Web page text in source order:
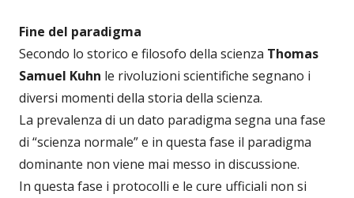
Fine del paradigma
Secondo lo storico e filosofo della scienza Thomas
Samuel Kuhn le rivoluzioni scientifiche segnano i
diversi momenti della storia della scienza.
La prevalenza di un dato paradigma segna una fase
di “scienza normale” e in questa fase il paradigma
dominante non viene mai messo in discussione.
In questa fase i protocolli e le cure ufficiali non si